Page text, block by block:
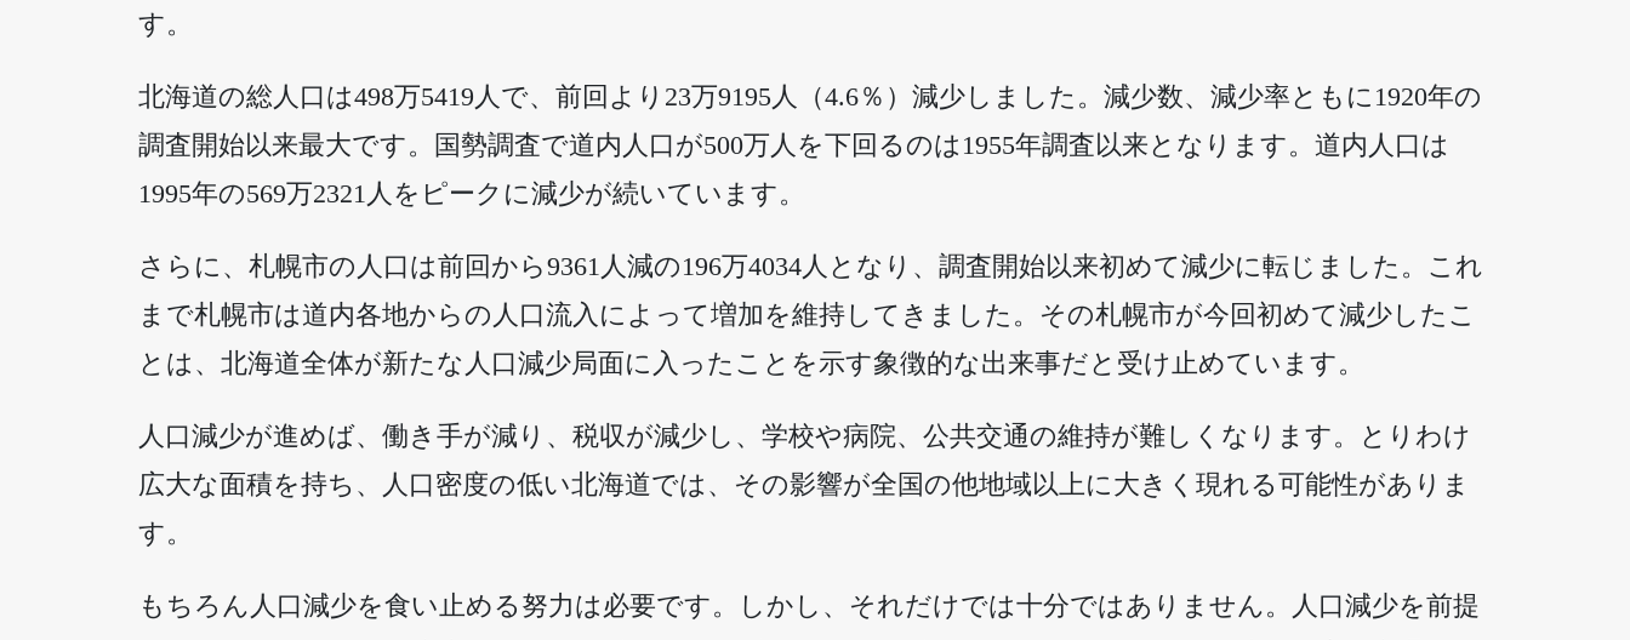
す。
北海道の総人口は498万5419人で、前回より23万9195人（4.6％）減少しました。減少数、減少率ともに1920年の
調査開始以来最大です。国勢調査で道内人口が500万人を下回るのは1955年調査以来となります。道内人口は
1995年の569万2321人をピークに減少が続いています。
さらに、札幌市の人口は前回から9361人減の196万4034人となり、調査開始以来初めて減少に転じました。これ
まで札幌市は道内各地からの人口流入によって増加を維持してきました。その札幌市が今回初めて減少したこ
とは、北海道全体が新たな人口減少局面に入ったことを示す象徴的な出来事だと受け止めています。
人口減少が進めば、働き手が減り、税収が減少し、学校や病院、公共交通の維持が難しくなります。とりわけ
広大な面積を持ち、人口密度の低い北海道では、その影響が全国の他地域以上に大きく現れる可能性がありま
す。
もちろん人口減少を食い止める努力は必要です。しかし、それだけでは十分ではありません。人口減少を前提